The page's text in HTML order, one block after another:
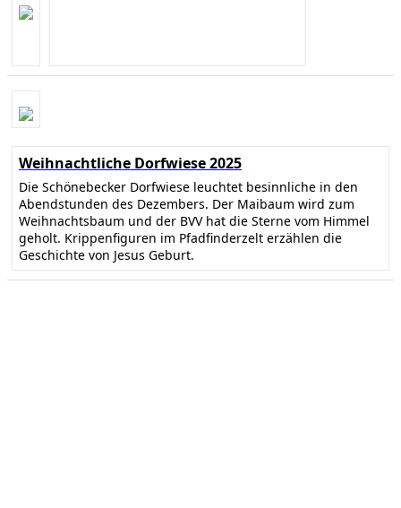
Weihnachtliche Dorfwiese 2025
Die Schönebecker Dorfwiese leuchtet besinnliche in den
Abendstunden des Dezembers. Der Maibaum wird zum
Weihnachtsbaum und der BVV hat die Sterne vom Himmel
geholt. Krippenfiguren im Pfadfinderzelt erzählen die
Geschichte von Jesus Geburt.